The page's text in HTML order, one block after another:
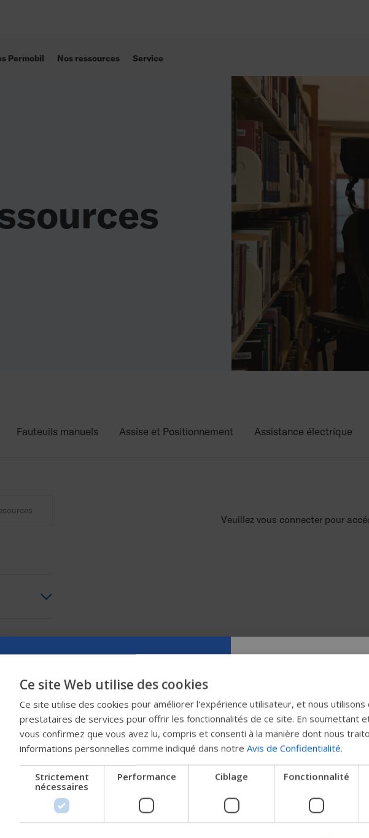
Permobil Nos ressources Service
Fauteuils manuels Assise et Positionnement Assistance électrique
Veuillez vous connecter pour
nouveau
Permobil
Nous testons un moyen
les produits, d'obtenir des
l'entreprise et de trouver
Ce site Web utilise des cookies
Ce site utilise des cookies pour améliorer l'expérience utilisateur, et nous
prestataires de services pour offrir les fonctionnalités de ce site. En soumettant
vous confirmez que vous avez lu, compris et consenti à la manière dont nous
informations personnelles comme indiqué dans notre Avis de Confidentialité.
Strictement
nécessaires
Performance Ciblage Fonctionnalité